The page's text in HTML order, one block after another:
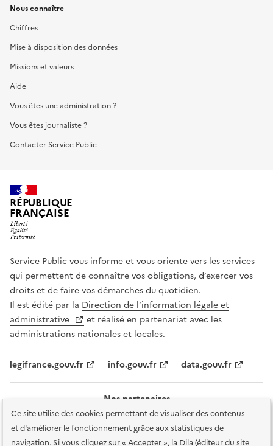
Ce site utilise des cookies permettant de visualiser des contenus
et d'améliorer le fonctionnement grâce aux statistiques de
navigation. Si vous cliquez sur « Accepter », la Dila (éditeur du site
Nous connaître
Chiffres
Mise à disposition des données
Missions et valeurs
Aide
Vous êtes une administration ?
Vous êtes journaliste ?
Contacter Service Public
RÉPUBLIQUE
FRANÇAISE
Service Public vous informe et vous oriente vers les services
qui permettent de connaître vos obligations, d’exercer vos
droits et de faire vos démarches du quotidien.
Il est édité par la Direction de l’information légale et
administrative
et réalisé en partenariat avec les
administrations nationales et locales.
legifrance.gouv.fr info.gouv.fr data.gouv.fr
Nos partenaires